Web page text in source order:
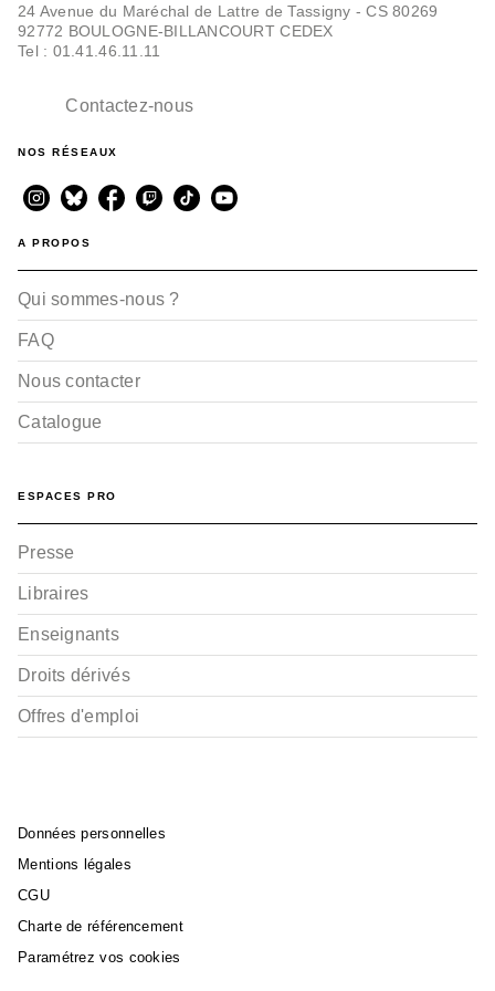
Angelina De Sol
24 Avenue du Maréchal de Lattre de Tassigny - CS 80269
92772 BOULOGNE-BILLANCOURT CEDEX
Tel : 01.41.46.11.11
Contactez-nous
NOS RÉSEAUX
A PROPOS
Qui sommes-nous ?
FAQ
Nous contacter
Catalogue
ESPACES PRO
Presse
Libraires
Enseignants
Droits dérivés
Offres d'emploi
Données personnelles
Mentions légales
CGU
Charte de référencement
Paramétrez vos cookies